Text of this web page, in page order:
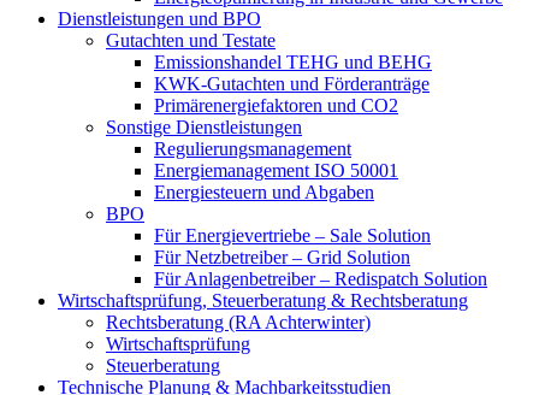
Dienstleistungen und BPO
Gutachten und Testate
Emissionshandel TEHG und BEHG
KWK-Gutachten und Förderanträge
Primärenergiefaktoren und CO2
Sonstige Dienstleistungen
Regulierungsmanagement
Energiemanagement ISO 50001
Energiesteuern und Abgaben
BPO
Für Energievertriebe – Sale Solution
Für Netzbetreiber – Grid Solution
Für Anlagenbetreiber – Redispatch Solution
Wirtschaftsprüfung, Steuerberatung & Rechtsberatung
Rechtsberatung (RA Achterwinter)
Wirtschaftsprüfung
Steuerberatung
Technische Planung & Machbarkeitsstudien